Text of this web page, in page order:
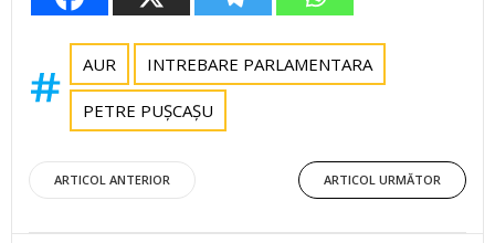
AUR INTREBARE PARLAMENTARA
PETRE PUȘCAȘU
Post
ARTICOL ANTERIOR
PostARTICOL URMĂTOR